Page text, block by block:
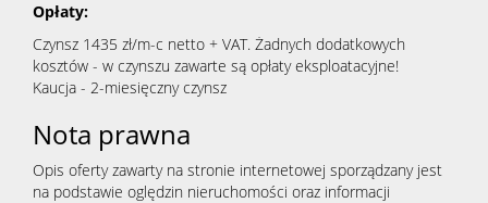
Opłaty:
Czynsz 1435 zł/m-c netto + VAT. Żadnych dodatkowych
kosztów - w czynszu zawarte są opłaty eksploatacyjne!
Kaucja - 2-miesięczny czynsz
Nota prawna
Opis oferty zawarty na stronie internetowej sporządzany jest
na podstawie oględzin nieruchomości oraz informacji